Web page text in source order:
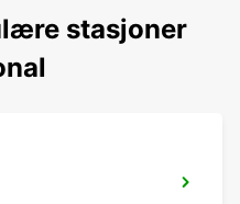
stasjoner